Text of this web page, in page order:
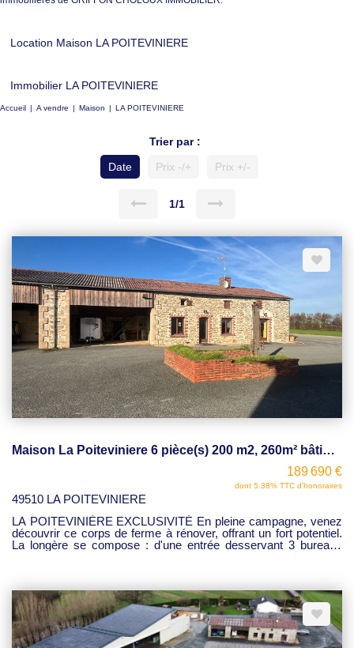
Location Maison LA POITEVINIERE
Immobilier LA POITEVINIERE
Accueil A vendre Maison LA POITEVINIERE
Trier par :
Date
Prix -/+ Prix +/-
1/1
Maison La Poiteviniere 6 pièce(s) 200 m2, 260m² bâtiment, 1000m² terrain
189 690 €
dont 5.38% TTC d'honoraires
49510 LA POITEVINIERE
LA POITEVINIÈRE EXCLUSIVITÉ En pleine campagne, venez
découvrir ce corps de ferme à rénover, offrant un fort potentiel.
La longère se compose : d'une entrée desservant 3 bureaux
l'extérieur nombreuses dépendances: bâtiment : 260 m², Idéal
pour un projet agricole, artisanal, de stockage ou de
réhabilitation. Prix : 189690 euros FAI